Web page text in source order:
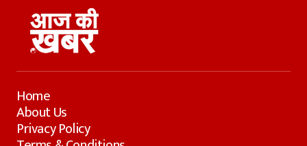
Home
About Us
Privacy Policy